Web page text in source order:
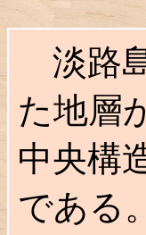
淡路
た地層
中央構
である。